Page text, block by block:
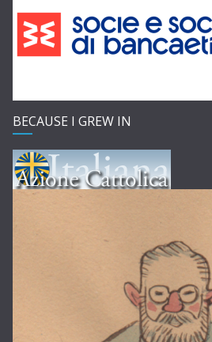
BECAUSE I GREW IN